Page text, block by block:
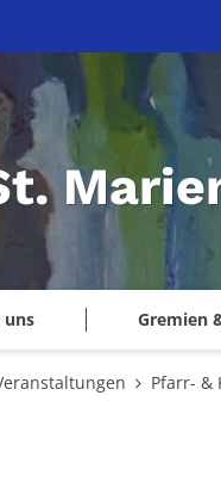
uns Gremien
Pfarr- &